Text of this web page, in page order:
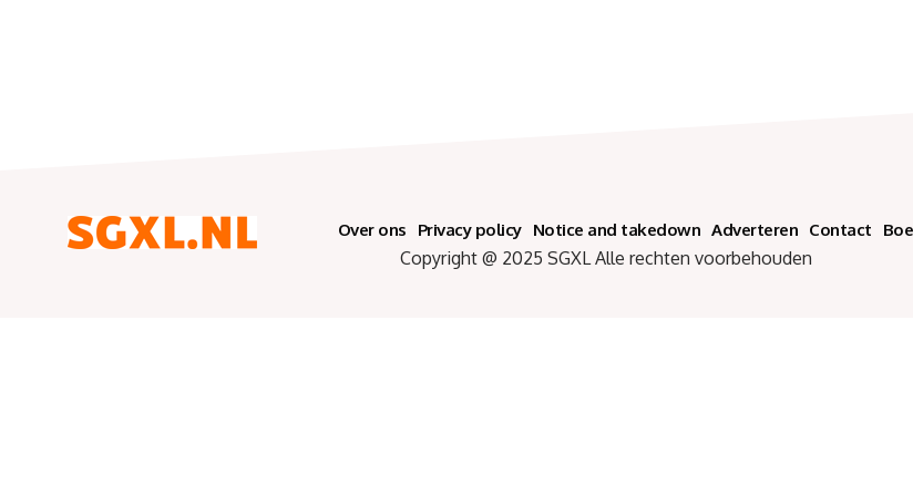
Over ons Privacy policy Notice and takedown Adverteren Contact
Copyright @ 2025 SGXL Alle rechten voorbehouden